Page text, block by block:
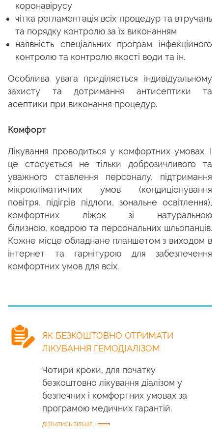
коронавірусу
чітка регламентація всіх процедур та втручань
та порядку контролю за їх виконанням
наявність спеціальних програм інфекційного
контролю та контролю якості води та ін.
Особлива увага приділяється індивідуальному
захисту та дотримання антисептики та
асептики при виконання процедур.
Комфорт
Лікування проводиться у комфортних умовах. І
це стосується не тільки доброзичливого та
уважного ставлення персоналу, підтримання
мікрокліматичних умов (кондиціонування
повітря, підігрів підлоги, зональне освітлення),
комфортних ліжок зі натуральною
білизною, ковдрою та персональних шльопанців.
Кожне місце обладнане планшетом з виходом в
інтернет та гарнітурою для забезпечення
комфортних умов для всіх.
ЯК БЕЗКОШТОВНО ОТРИМАТИ
ЛІКУВАННЯ ГЕМОДІАЛІЗОМ
Чотири кроки, для початку
безкоштовно лікування діалізом у
безпечних і комфортних умовах за
програмою медичних гарантій.
ДІЗНАТИСЬ БІЛЬШЕ